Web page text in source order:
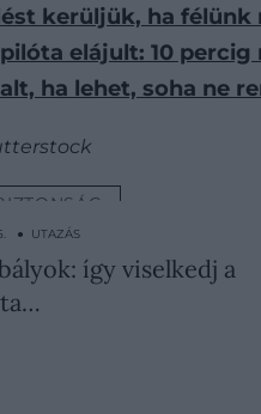
kerüljük, ha félünk
elájult: 10
ha lehet, soha ne
● UTAZÁS
így viselkedj a